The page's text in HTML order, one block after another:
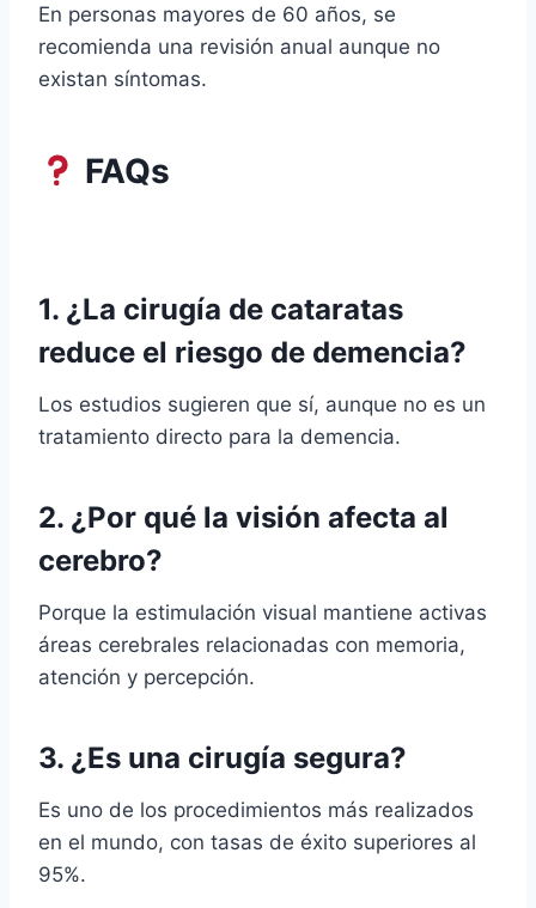
En personas mayores de 60 años, se
recomienda una revisión anual aunque no
existan síntomas.
FAQs
1. ¿La cirugía de cataratas
reduce el riesgo de demencia?
Los estudios sugieren que sí, aunque no es un
tratamiento directo para la demencia.
2. ¿Por qué la visión afecta al
cerebro?
Porque la estimulación visual mantiene activas
áreas cerebrales relacionadas con memoria,
atención y percepción.
3. ¿Es una cirugía segura?
Es uno de los procedimientos más realizados
en el mundo, con tasas de éxito superiores al
95%.